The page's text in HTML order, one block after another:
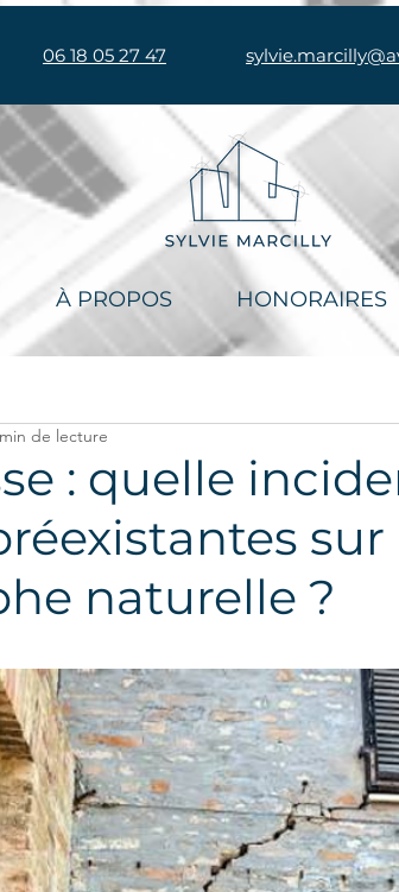
06 18 05 27 47
À PROPOS HONORAIRES
: quelle
naturelle ?
de lecture